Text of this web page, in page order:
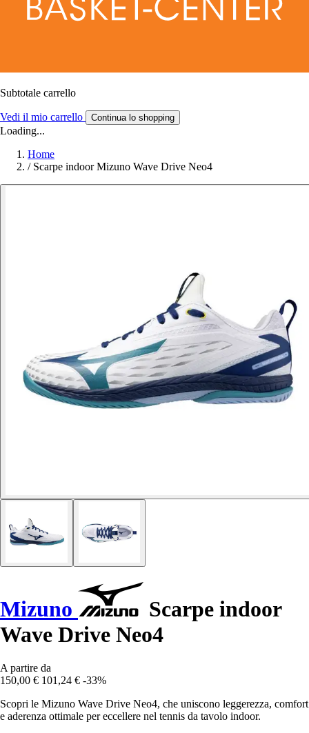
Subtotale carrello
Vedi il mio carrello Continua lo shopping
Loading...
Home
/ Scarpe indoor Mizuno Wave Drive Neo4
Mizuno
Scarpe indoor
Wave Drive Neo4
A partire da
150,00 € 101,24 € -33%
Scopri le Mizuno Wave Drive Neo4, che uniscono leggerezza, comfort
e aderenza ottimale per eccellere nel tennis da tavolo indoor.